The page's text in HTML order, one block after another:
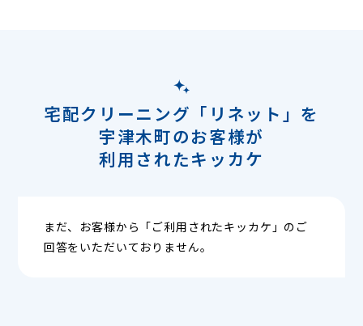
宅配クリーニング「リネット」を
宇津木町のお客様が
利用されたキッカケ
まだ、お客様から「ご利用されたキッカケ」のご
回答をいただいておりません。